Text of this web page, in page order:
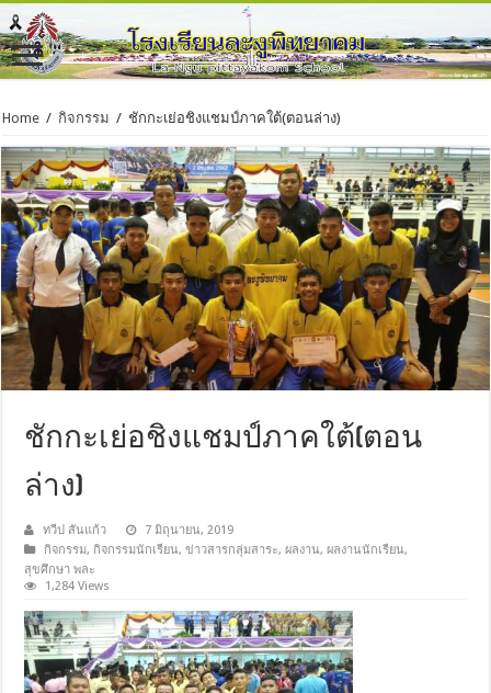
Home / กิจกรรม / ชักกะเย่อชิงแชมป์ภาคใต้(ตอนล่าง)
ชักกะเย่อชิงแชมป์ภาคใต้(ตอน
ล่าง)
ทวีป สันแก้ว
7 มิถุนายน, 2019
กิจกรรม, กิจกรรมนักเรียน,ข่าวสารกลุ่มสาระ,ผลงาน,ผลงานนักเรียน,
สุขศึกษา พละ
1,284 Views